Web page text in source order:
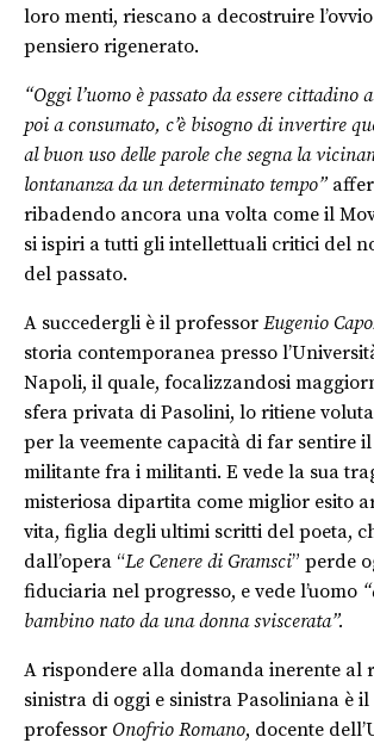
loro menti, riescano a decostruire
pensiero rigenerato.
“Oggi l’uomo è passato da essere cittadino
poi a consumato, c’è bisogno di invertire
al buon uso delle parole che segna la
lontananza da un determinato tempo”
ribadendo ancora una volta come il
si ispiri a tutti gli intellettuali critici del
del passato.
A succedergli è il professor Eugenio
storia contemporanea presso
Napoli, il quale, focalizzandosi
sfera privata di Pasolini, lo ritiene
per la veemente capacità di far sentire
militante fra i militanti. E vede la sua
misteriosa dipartita come miglior esito
vita, figlia degli ultimi scritti del poeta,
dall’opera “Le Cenere di Gramsci” perde
fiduciaria nel progresso, e vede l’uomo
bambino nato da una donna sviscerata”.
A rispondere alla domanda inerente al
sinistra di oggi e sinistra Pasoliniana è il
professor Onofrio Romano, docente